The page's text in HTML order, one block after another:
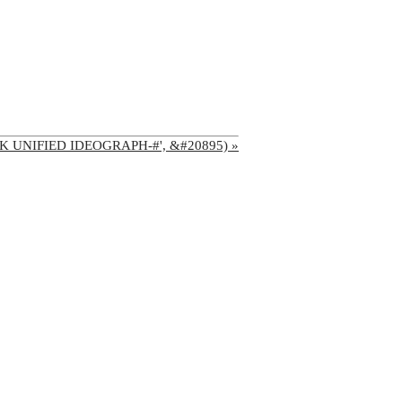
UNIFIED IDEOGRAPH-#', &#20895) »